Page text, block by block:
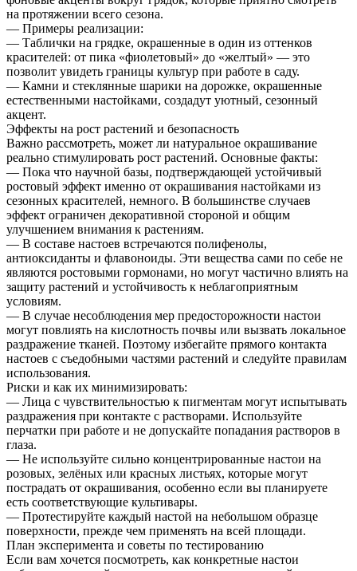
на протяжении всего сезона.
— Примеры реализации:
— Таблички на грядке, окрашенные в один из оттенков
красителей: от пика «фиолетовый» до «желтый» — это
позволит увидеть границы культур при работе в саду.
— Камни и стеклянные шарики на дорожке, окрашенные
естественными настойками, создадут уютный, сезонный
акцент.
Эффекты на рост растений и безопасность
Важно рассмотреть, может ли натуральное окрашивание
реально стимулировать рост растений. Основные факты:
— Пока что научной базы, подтверждающей устойчивый
ростовый эффект именно от окрашивания настойками из
сезонных красителей, немного. В большинстве случаев
эффект ограничен декоративной стороной и общим
улучшением внимания к растениям.
— В составе настоев встречаются полифенолы,
антиоксиданты и флавоноиды. Эти вещества сами по себе не
являются ростовыми гормонами, но могут частично влиять на
защиту растений и устойчивость к неблагоприятным
условиям.
— В случае несоблюдения мер предосторожности настои
могут повлиять на кислотность почвы или вызвать локальное
раздражение тканей. Поэтому избегайте прямого контакта
настоев с съедобными частями растений и следуйте правилам
использования.
Риски и как их минимизировать:
— Лица с чувствительностью к пигментам могут испытывать
раздражения при контакте с растворами. Используйте
перчатки при работе и не допускайте попадания растворов в
глаза.
— Не используйте сильно концентрированные настои на
розовых, зелёных или красных листьях, которые могут
пострадать от окрашивания, особенно если вы планируете
есть соответствующие культивары.
— Протестируйте каждый настой на небольшом образце
поверхности, прежде чем применять на всей площади.
План эксперимента и советы по тестированию
Если вам хочется посмотреть, как конкретные настои